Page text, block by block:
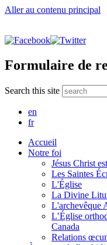
Aller au contenu principal
Formulaire de
Search this site
en
fr
Accueil
Notre foi
Jésus Christ
Les Saintes
L'Église
La Divine
L'archevêque
L’Église
Canada
Relations